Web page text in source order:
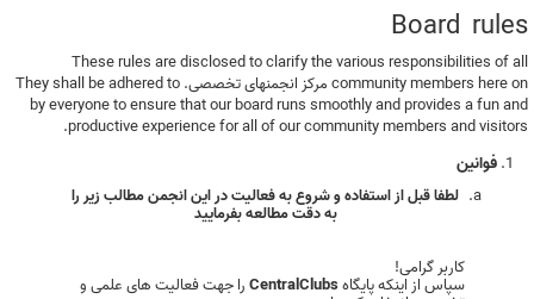
Board rules
These rules are disclosed to clarify the various responsibilities of all
community members here on مرکز انجمنهای تخصصی. They shall be adhered to
by everyone to ensure that our board runs smoothly and provides a fun and
productive experience for all of our community members and visitors.
فوانین
لطفا قبل از استفاده و شروع به فعاليت در اين انجمن مطالب زير را
به دقت مطالعه بفرماييد
کاربر گرامی!
سپاس از اینکه پایگاهCentralClubsرا جهت فعالیت های علمی و